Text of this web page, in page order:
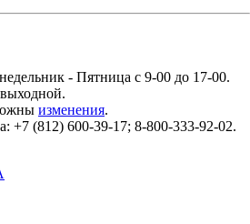
- Пятница с 9-00 до 17-00.
изменения.
+7 (812) 600-39-17; 8-800-333-92-02.